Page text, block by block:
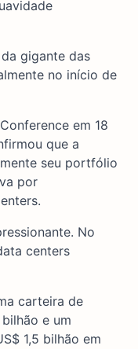
gigante das
no início de
em 18
que a
seu portfólio
por
No
centers
carteira de
e um
1,5 bilhão em